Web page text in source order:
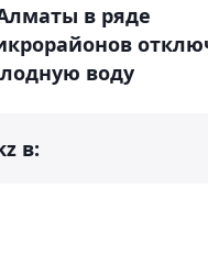
в ряде
воду
в: